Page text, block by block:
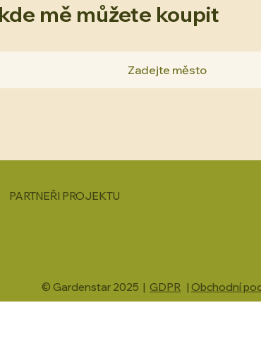
mě můžete koupit
PARTNEŘI PROJEKTU
© Gardenstar 2025 | GDPR| Obchodní